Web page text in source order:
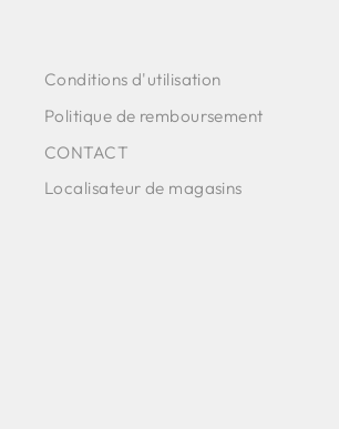
Conditions d'utilisation
Politique de remboursement
CONTACT
Localisateur de magasins